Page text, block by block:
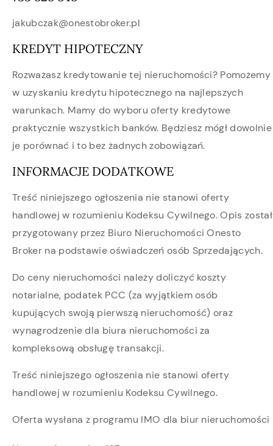
jakubczak@onestobroker.pl
KREDYT HIPOTECZNY
Rozważasz kredytowanie tej nieruchomości? Pomożemy
w uzyskaniu kredytu hipotecznego na najlepszych
warunkach. Mamy do wyboru oferty kredytowe
praktycznie wszystkich banków. Będziesz mógł dowolnie
je porównać i to bez żadnych zobowiązań.
INFORMACJE DODATKOWE
Treść niniejszego ogłoszenia nie stanowi oferty
handlowej w rozumieniu Kodeksu Cywilnego. Opis został
przygotowany przez Biuro Nieruchomości Onesto
Broker na podstawie oświadczeń osób Sprzedających.
Do ceny nieruchomości należy doliczyć koszty
notarialne, podatek PCC (za wyjątkiem osób
kupujących swoją pierwszą nieruchomość) oraz
wynagrodzenie dla biura nieruchomości za
kompleksową obsługę transakcji.
Treść niniejszego ogłoszenia nie stanowi oferty
handlowej w rozumieniu Kodeksu Cywilnego.
Oferta wysłana z programu IMO dla biur nieruchomości